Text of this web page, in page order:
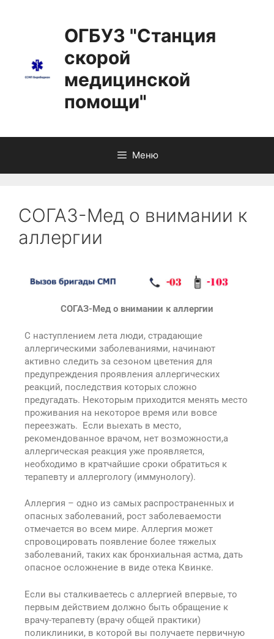
ОГБУЗ "Станция
скорой
медицинской
помощи"
Меню
СОГАЗ-Мед о внимании к
аллергии
СОГАЗ-Мед о внимании к аллергии
С наступлением лета люди, страдающие
аллергическими заболеваниями, начинают
активно следить за сезоном цветения для
предупреждения проявления аллергических
реакций, последствия которых сложно
предугадать. Некоторым приходится менять место
проживания на некоторое время или вовсе
переезжать. Если выехать в место,
рекомендованное врачом, нет возможности,а
аллергическая реакция уже проявляется,
необходимо в кратчайшие сроки обратиться к
терапевту и аллергологу (иммунологу).
Аллергия – одно из самых распространенных и
опасных заболеваний, рост заболеваемости
отмечается во всем мире. Аллергия может
спровоцировать появление более тяжелых
заболеваний, таких как бронхиальная астма, дать
опасное осложнение в виде отека Квинке.
Если вы сталкиваетесь с аллергией впервые, то
первым действием должно быть обращение к
врачу-терапевту (врачу общей практики)
поликлиники, в которой вы получаете первичную